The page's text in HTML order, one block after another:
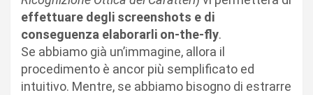
effettuare degli screenshots e di
conseguenza elaborarli on-the-fly.
Se abbiamo già un’immagine, allora il
procedimento è ancor più semplificato ed
intuitivo. Mentre, se abbiamo bisogno di estrarre